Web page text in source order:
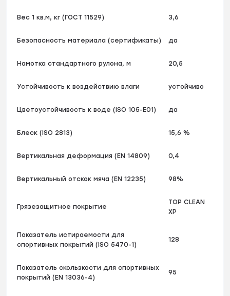
Вес 1 кв.м, кг (ГОСТ 11529) 3,6
Безопасность материала (сертификаты) да
Намотка стандартного рулона, м 20,5
Устойчивость к воздействию влаги устойчиво
Цветоустойчивость к воде (ISO 105-E01) да
Блеск (ISO 2813) 15,6 %
Вертикальная деформация (EN 14809) 0,4
Вертикальный отскок мяча (EN 12235) 98%
Грязезащитное покрытие
TOP CLEAN
XP
Показатель истираемости для
спортивных покрытий (ISO 5470-1)
128
Показатель скользкости для спортивных
покрытий (EN 13036-4)
95